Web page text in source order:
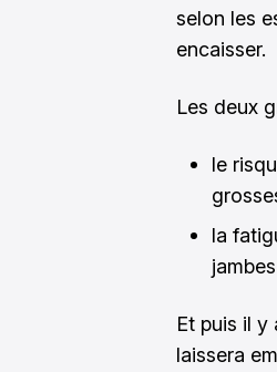
selon les
encaisser.
Les deux
le
la
Et puis il y
laissera